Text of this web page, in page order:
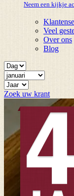
Neem een kijkje
Veel
Over ons
Blog
Zoek uw krant